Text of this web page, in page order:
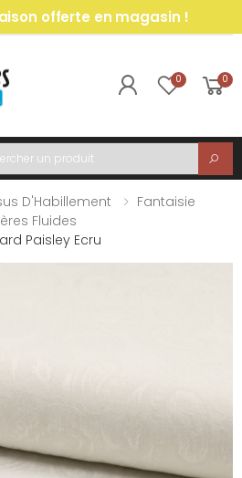
offerte en magasin !
0 0
menu
D'Habillement
Fantaisie
Fluides
Paisley Ecru